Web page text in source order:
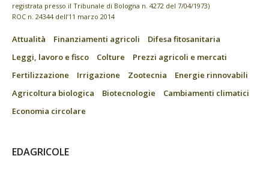
registrata presso il Tribunale di Bologna n. 4272 del 7/04/1973)
ROC n. 24344 dell’11 marzo 2014
Attualità Finanziamenti agricoli
Difesa fitosanitaria
Leggi, lavoro e fisco
Colture
Prezzi agricoli e mercati
Fertilizzazione
Irrigazione Zootecnia
Energie rinnovabili
Agricoltura biologica
Biotecnologie
Cambiamenti climatici
Economia circolare
EDAGRICOLE